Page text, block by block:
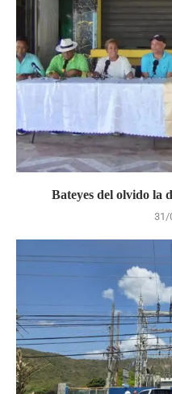
Bateyes del olvido la
31/